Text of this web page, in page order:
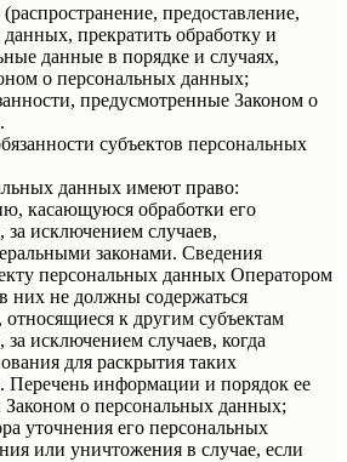
предоставление,
прекратить обработку и
данные в порядке и случаях,
о персональных данных;
предусмотренные Законом о
субъектов персональных
данных имеют право:
касающуюся обработки его
исключением случаев,
законами. Сведения
персональных данных Оператором
них не должны содержаться
к другим субъектам
исключением случаев, когда
для раскрытия таких
Перечень информации и порядок ее
Законом о персональных данных;
уточнения его персональных
или уничтожения в случае, если